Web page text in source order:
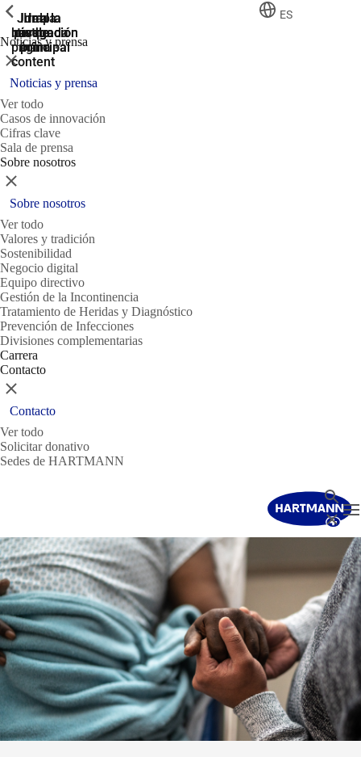
Ir a la
búsqueda
Ir a la
navegación
principal
Ir a la
navegación
principal
Jump
to the
main
content
Ir al
pie de
página
ES
Noticias y prensa
ShowPrevious
Cerrar
Noticias y prensa
Ver todo
Casos de innovación
Cifras clave
Sala de prensa
Sobre nosotros
ShowPrevious
Cerrar
Sobre nosotros
Ver todo
Valores y tradición
Sostenibilidad
Negocio digital
Equipo directivo
Gestión de la Incontinencia
Tratamiento de Heridas y Diagnóstico
Prevención de Infecciones
Divisiones complementarias
Carrera
Contacto
ShowPrevious
Cerrar
Contacto
Ver todo
Solicitar donativo
Sedes de HARTMANN
Buscar
Cerrar